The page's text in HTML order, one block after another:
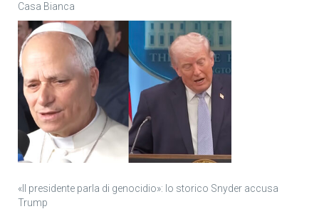
Casa Bianca
«Il presidente parla di genocidio»: lo storico Snyder accusa
Trump